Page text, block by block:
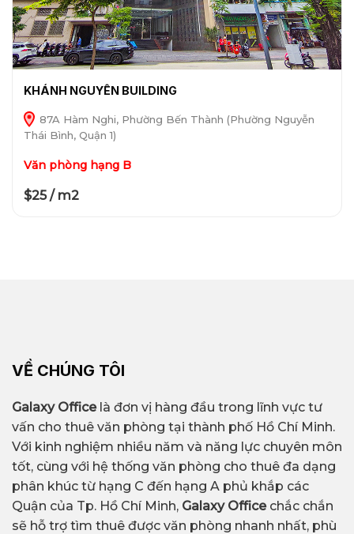
KHÁNH NGUYÊN BUILDING
87A Hàm Nghi, Phường Bến Thành (Phường Nguyễn
Thái Bình, Quận 1)
Văn phòng hạng B
$25 / m2
VỀ CHÚNG TÔI
Galaxy Officelà đơn vị hàng đầu trong lĩnh vực tư
vấn cho thuê văn phòng tại thành phố Hồ Chí Minh.
Với kinh nghiệm nhiều năm và năng lực chuyên môn
tốt, cùng với hệ thống văn phòng cho thuê đa dạng
phân khúc từ hạng C đến hạng A phủ khắp các
Quận của Tp. Hồ Chí Minh, Galaxy Office chắc chắn
sẽ hỗ trợ tìm thuê được văn phòng nhanh nhất, phù